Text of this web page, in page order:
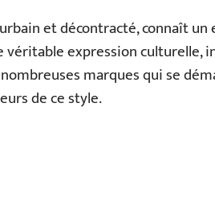
et décontracté, connaît un
expression culturelle,
marques qui se
de ce style.